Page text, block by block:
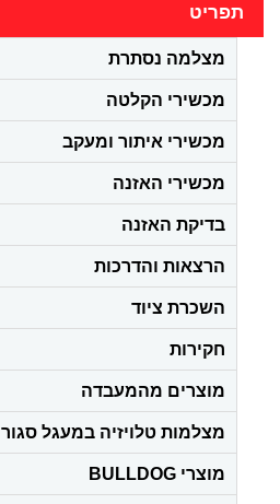
תפריט
מצלמה נסתרת
מכשירי הקלטה
מכשירי איתור ומעקב
מכשירי האזנה
בדיקת האזנה
הרצאות והדרכות
השכרת ציוד
חקירות
מוצרים מהמעבדה
מצלמות טלויזיה במעגל סגור
מוצרי BULLDOG